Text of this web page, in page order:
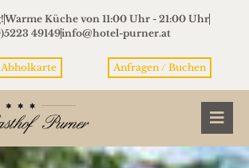
Warme Küche von 11:00 Uhr - 21:00 Uhr
49149info@hotel-purner.at
Abholkarte Anfragen / Buchen